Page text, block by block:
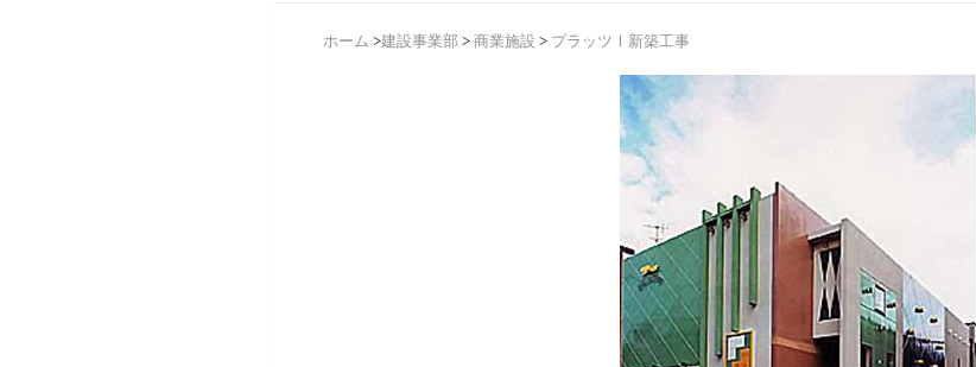
ホーム >建設事業部 > 商業施設 > プラッツⅠ新築工事